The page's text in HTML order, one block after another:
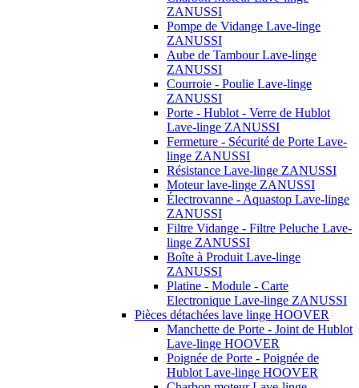
ZANUSSI
Pompe de Vidange Lave-linge
ZANUSSI
Aube de Tambour Lave-linge
ZANUSSI
Courroie - Poulie Lave-linge
ZANUSSI
Porte - Hublot - Verre de Hublot
Lave-linge ZANUSSI
Fermeture - Sécurité de Porte Lave-
linge ZANUSSI
Résistance Lave-linge ZANUSSI
Moteur lave-linge ZANUSSI
Électrovanne - Aquastop Lave-linge
ZANUSSI
Filtre Vidange - Filtre Peluche Lave-
linge ZANUSSI
Boîte à Produit Lave-linge
ZANUSSI
Platine - Module - Carte
Electronique Lave-linge ZANUSSI
Pièces détachées lave linge HOOVER
Manchette de Porte - Joint de Hublot
Lave-linge HOOVER
Poignée de Porte - Poignée de
Hublot Lave-linge HOOVER